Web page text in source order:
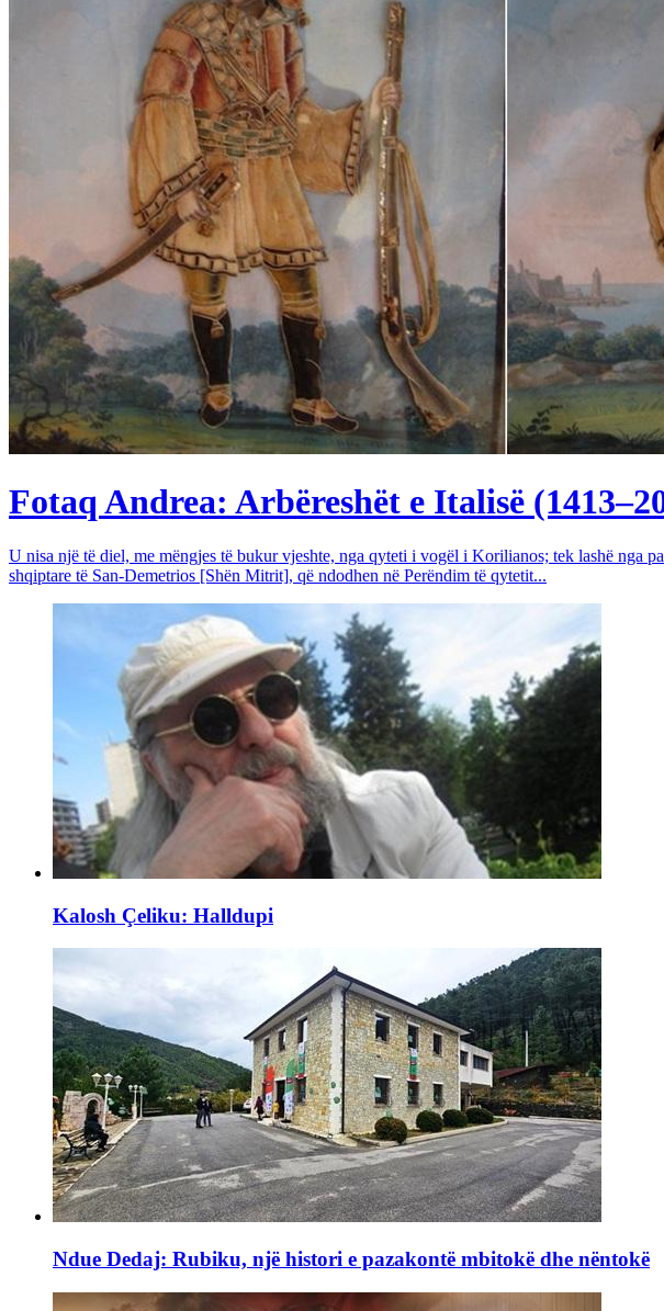
Fotaq Andrea: Arbëreshët e Italisë
U nisa një të diel, me mëngjes të bukur vjeshte, nga qyteti i vogël i Korilianos; tek lashë nga
shqiptare të San-Demetrios [Shën Mitrit], që ndodhen në Perëndim të qytetit...
Kalosh Çeliku: Halldupi
Ndue Dedaj: Rubiku, një histori e pazakontë mbitokë dhe nëntokë